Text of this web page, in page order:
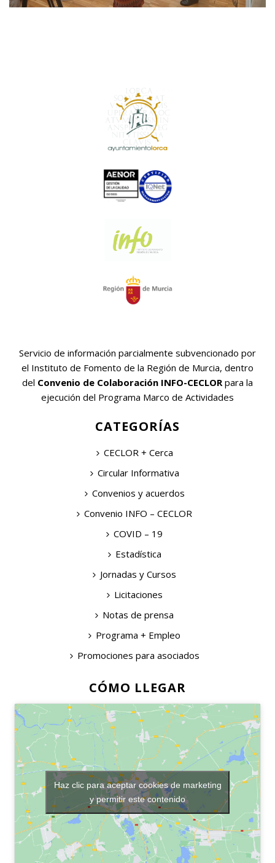
Servicio de información parcialmente subvencionado por
el Instituto de Fomento de la Región de Murcia, dentro
del Convenio de Colaboración INFO-CECLOR para la
ejecución del Programa Marco de Actividades
CATEGORÍAS
CECLOR + Cerca
Circular Informativa
Convenios y acuerdos
Convenio INFO – CECLOR
COVID – 19
Estadística
Jornadas y Cursos
Licitaciones
Notas de prensa
Programa + Empleo
Promociones para asociados
CÓMO LLEGAR
Haz clic para aceptar cookies de marketing
y permitir este contenido